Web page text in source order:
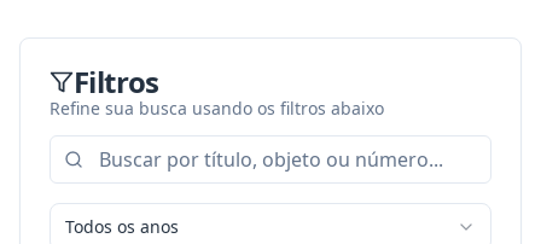
Filtros
Refine sua busca usando os filtros abaixo
Todos os anos